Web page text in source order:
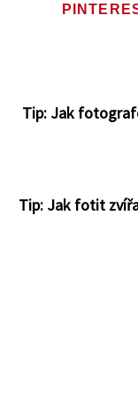
Tip: Jak
Tip: Jak fotit